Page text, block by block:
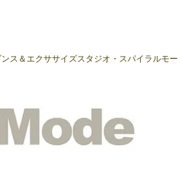
ス＆エクササイズスタジオ・スパイラルモー